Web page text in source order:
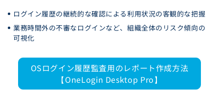
ログイン履歴の継続的な確認による利用状況の客観的な把握
業務時間外の不審なログインなど、組織全体のリスク傾向の
可視化
OSログイン履歴監査用のレポート作成方法
【OneLogin Desktop Pro】